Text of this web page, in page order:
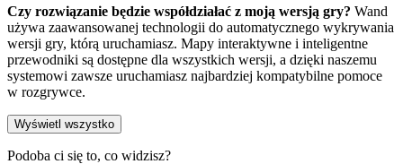
Czy rozwiązanie będzie współdziałać z moją wersją gry? Wand
używa zaawansowanej technologii do automatycznego wykrywania
wersji gry, którą uruchamiasz. Mapy interaktywne i inteligentne
przewodniki są dostępne dla wszystkich wersji, a dzięki naszemu
systemowi zawsze uruchamiasz najbardziej kompatybilne pomoce
w rozgrywce.
Wyświetl wszystko
Podoba ci się to, co widzisz?